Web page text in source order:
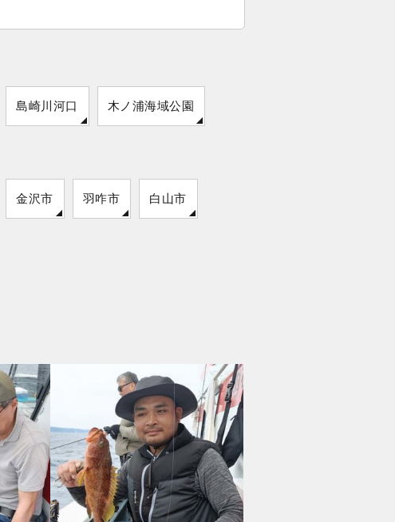
島崎川河口 木ノ浦海域公園
金沢市 羽咋市 白山市